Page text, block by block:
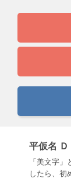
平仮名
「美文字
したら、初